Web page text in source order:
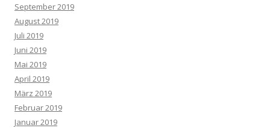
September 2019
August 2019
Juli 2019
Juni 2019
Mai 2019
April 2019
März 2019
Februar 2019
Januar 2019